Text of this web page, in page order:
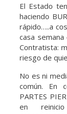
El Estado
haciendo
rápido…..a
casa
Contratista:
riesgo de
No es ni
común. En
PARTES
en